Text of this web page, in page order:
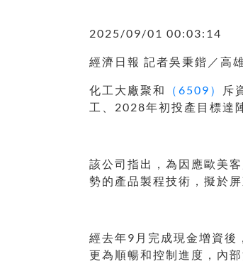
2025/09/01 00:03:14
經濟日報 記者吳秉鍇／高
化工大廠聚和 （6509）
斥
工、2028年初投產目標達
該公司指出，為因應歐美
勢的產品製程技術，擬於
經去年9月完成現金增資後
更為順暢和控制進度，內